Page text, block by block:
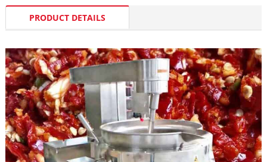
PRODUCT DETAILS